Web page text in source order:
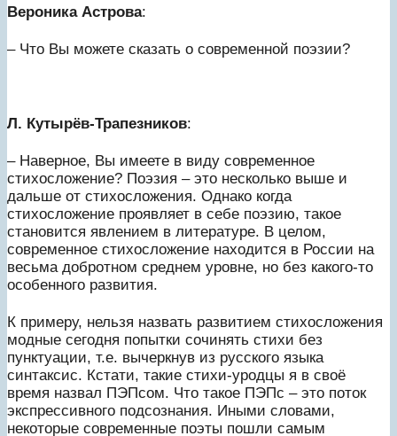
Вероника Астрова:
– Что Вы можете сказать о современной поэзии?
Л. Кутырёв-Трапезников:
– Наверное, Вы имеете в виду современное
стихосложение? Поэзия – это несколько выше и
дальше от стихосложения. Однако когда
стихосложение проявляет в себе поэзию, такое
становится явлением в литературе. В целом,
современное стихосложение находится в России на
весьма добротном среднем уровне, но без какого-то
особенного развития.
К примеру, нельзя назвать развитием стихосложения
модные сегодня попытки сочинять стихи без
пунктуации, т.е. вычеркнув из русского языка
синтаксис. Кстати, такие стихи-уродцы я в своё
время назвал ПЭПсом. Что такое ПЭПс – это поток
экспрессивного подсознания. Иными словами,
некоторые современные поэты пошли самым